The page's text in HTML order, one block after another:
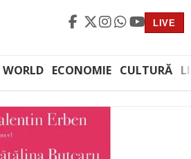
LIVE
WORLD ECONOMIE CULTURĂ